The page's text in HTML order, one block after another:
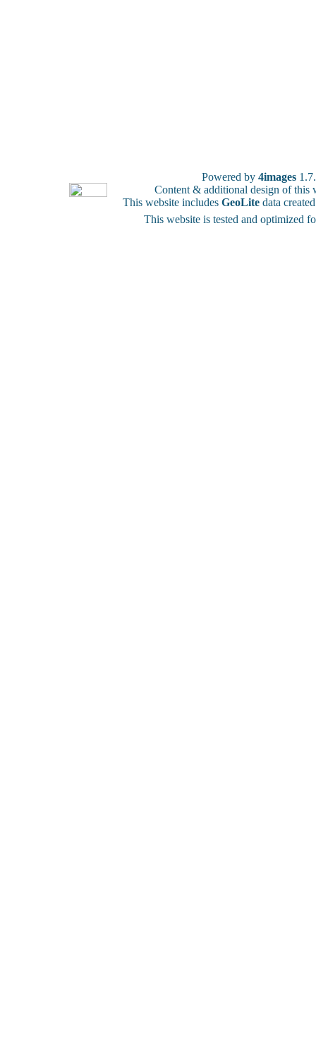
Powered by 4images
Content & additional design of
This website includes GeoLite data
This website is tested and optimized